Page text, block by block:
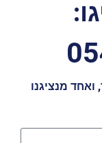
מנציגנו